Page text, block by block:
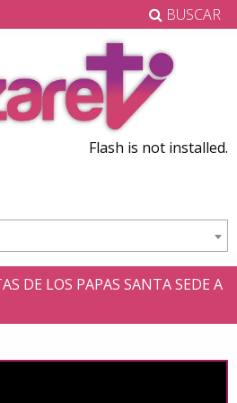
BUSCAR
Flash is not installed.
DE LOS PAPAS SANTA SEDE A